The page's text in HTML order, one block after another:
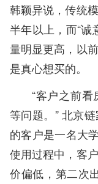
韩颖异说，传统
半年以上，而“诚
量明显更高，以
是真心想买的。
“客户之前
等问题。” 北京
的客户是一名大
使用过程中，客
价偏低，第二次